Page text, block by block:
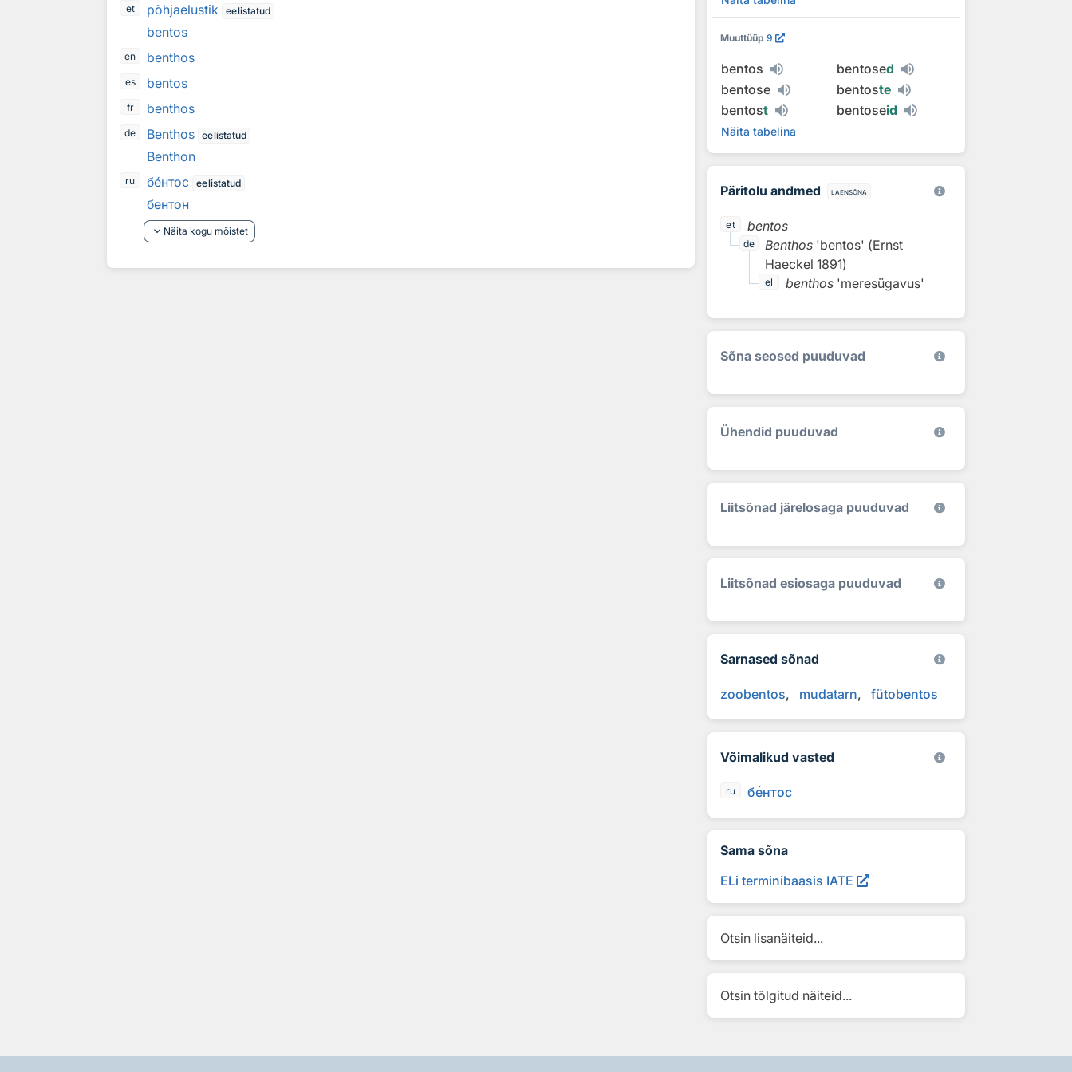
et
põhjaelustik eelistatud
bentos
en benthos
es bentos
fr benthos
de Benthos eelistatud
Benthon
ru бентос eelistatud
бентон
keyboard_arrow_down Näita kogu mõistet
Muuttüüp 9
bentos bentosed
bentose
bentoste
bentost bentoseid
Näita tabelina
Päritolu andmed laensõna
et bentos
de Benthos 'bentos' (Ernst
Haeckel 1891)
el benthos 'meresügavus'
Sõna seosed puuduvad
Ühendid puuduvad
Liitsõnad järelosaga puuduvad
Liitsõnad esiosaga puuduvad
Sarnased sõnad
zoobentos mudatarn fütobentos
Võimalikud vasted
ru бентос
Sama sõna
ELi terminibaasis IATE
Otsin lisanäiteid...
Otsin tõlgitud näiteid...